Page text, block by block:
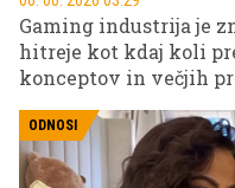
Gaming industrija je
hitreje kot kdaj koli
konceptov in večjih
igralci v panogi
videoiger.
ODNOSI